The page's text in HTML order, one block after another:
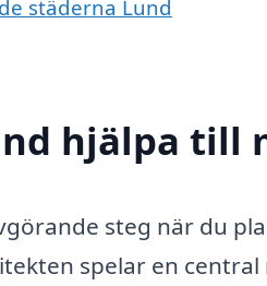
städerna Lund
hjälpa till
steg när du
spelar en central